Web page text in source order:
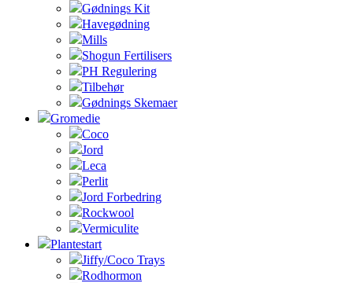
Gødnings Kit
Havegødning
Mills
Shogun Fertilisers
PH Regulering
Tilbehør
Gødnings Skemaer
Gromedie
Coco
Jord
Leca
Perlit
Jord Forbedring
Rockwool
Vermiculite
Plantestart
Jiffy/Coco Trays
Rodhormon